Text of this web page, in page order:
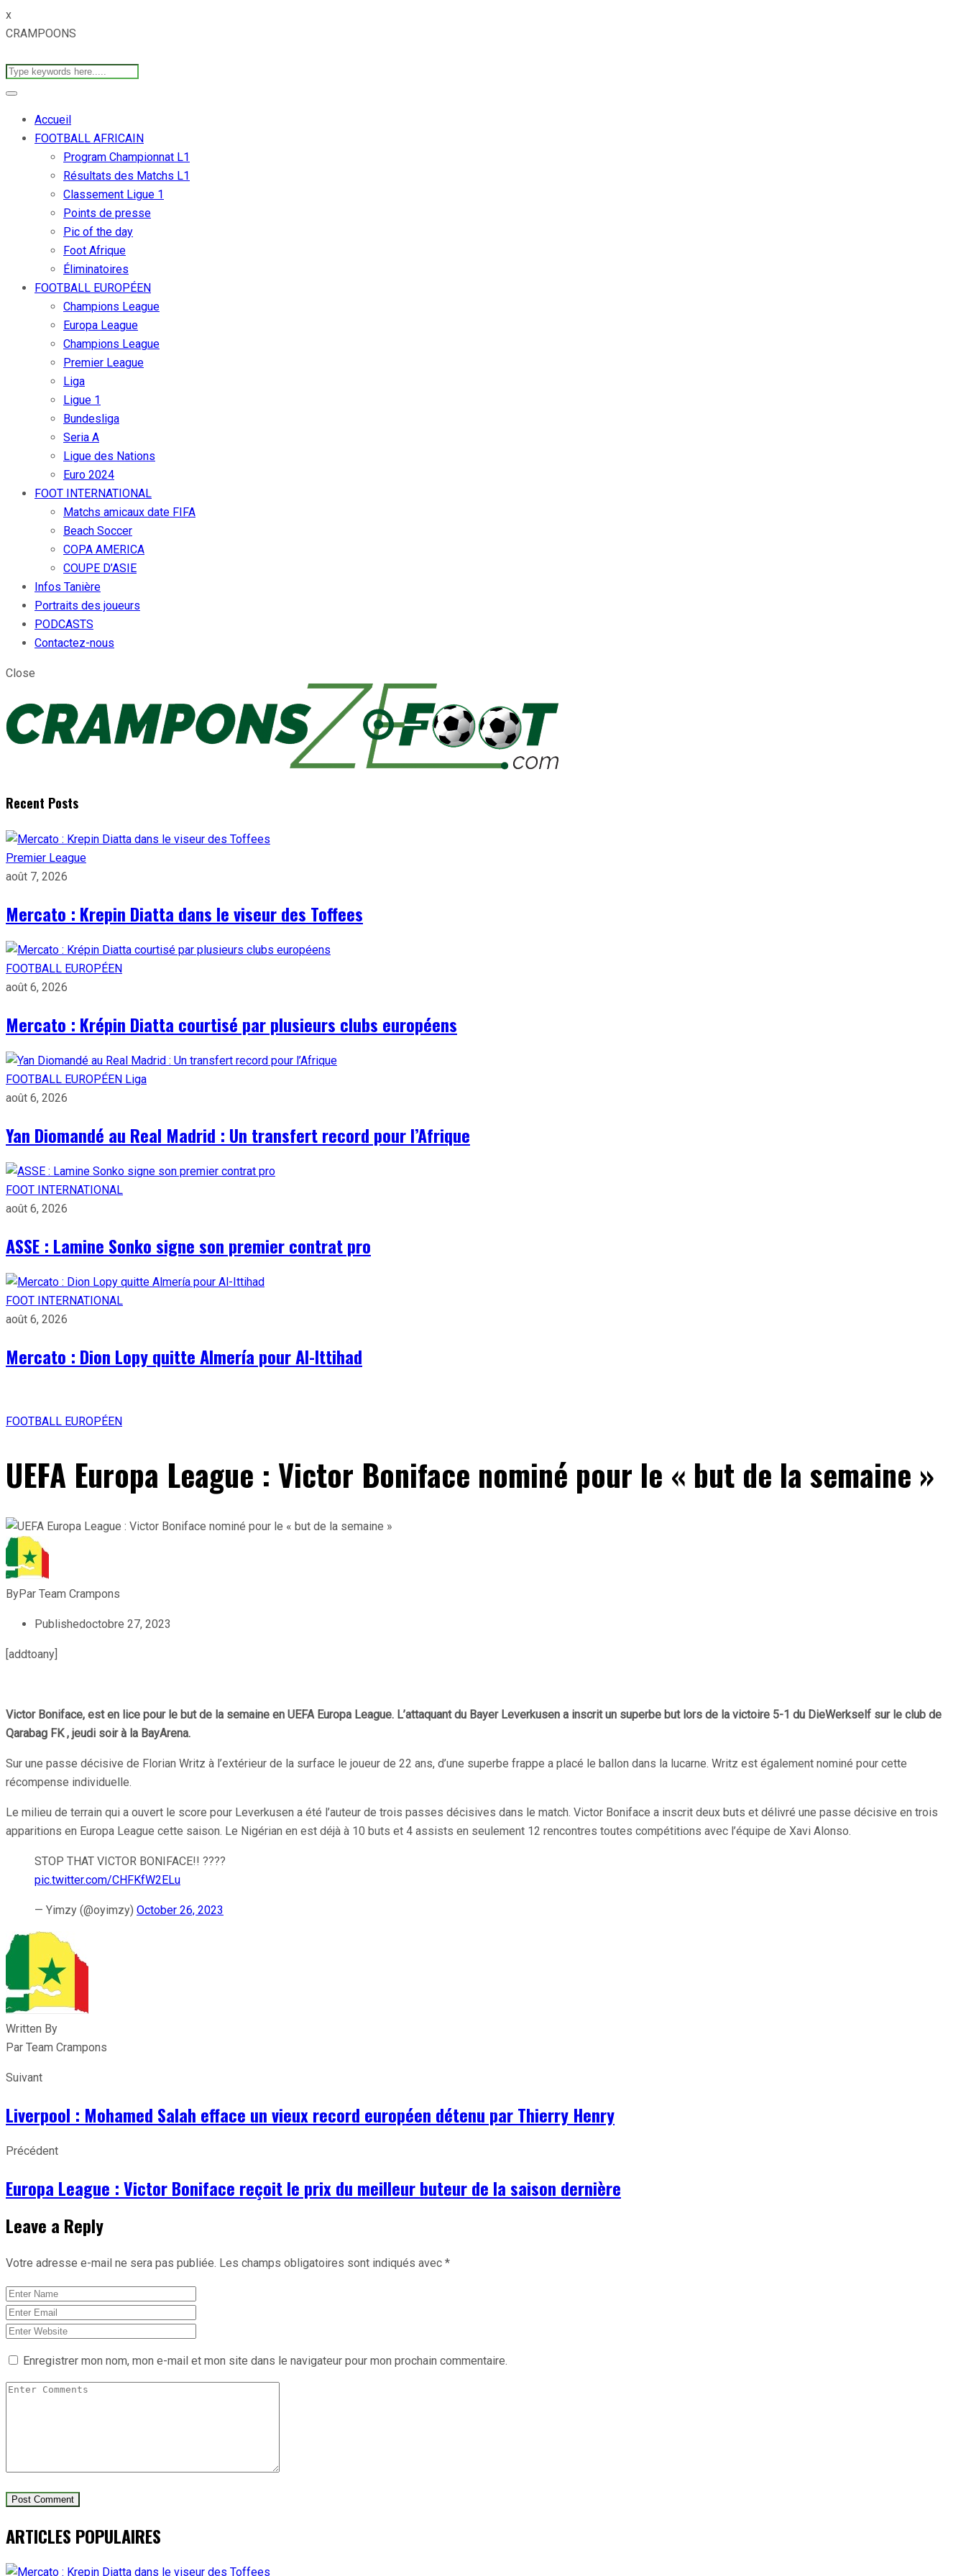
x
CRAMPOONS
Accueil
FOOTBALL AFRICAIN
Program Championnat L1
Résultats des Matchs L1
Classement Ligue 1
Points de presse
Pic of the day
Foot Afrique
Éliminatoires
FOOTBALL EUROPÉEN
Champions League
Europa League
Champions League
Premier League
Liga
Ligue 1
Bundesliga
Seria A
Ligue des Nations
Euro 2024
FOOT INTERNATIONAL
Matchs amicaux date FIFA
Beach Soccer
COPA AMERICA
COUPE D’ASIE
Infos Tanière
Portraits des joueurs
PODCASTS
Contactez-nous
Close
Recent Posts
Premier League
août 7, 2026
Mercato : Krepin Diatta dans le viseur des Toffees
FOOTBALL EUROPÉEN
août 6, 2026
Mercato : Krépin Diatta courtisé par plusieurs clubs européens
FOOTBALL EUROPÉEN Liga
août 6, 2026
Yan Diomandé au Real Madrid : Un transfert record pour l’Afrique
FOOT INTERNATIONAL
août 6, 2026
ASSE : Lamine Sonko signe son premier contrat pro
FOOT INTERNATIONAL
août 6, 2026
Mercato : Dion Lopy quitte Almería pour Al-Ittihad
FOOTBALL EUROPÉEN
UEFA Europa League : Victor Boniface nominé pour le « but de la semaine »
ByPar Team Crampons
Publishedoctobre 27, 2023
[addtoany]
Victor Boniface, est en lice pour le but de la semaine en UEFA Europa League. L’attaquant du Bayer Leverkusen a inscrit un superbe but lors de la victoire 5-1 du DieWerkself sur le club de
Qarabag FK , jeudi soir à la BayArena.
Sur une passe décisive de Florian Writz à l’extérieur de la surface le joueur de 22 ans, d’une superbe frappe a placé le ballon dans la lucarne. Writz est également nominé pour cette
récompense individuelle.
Le milieu de terrain qui a ouvert le score pour Leverkusen a été l’auteur de trois passes décisives dans le match. Victor Boniface a inscrit deux buts et délivré une passe décisive en trois
apparitions en Europa League cette saison. Le Nigérian en est déjà à 10 buts et 4 assists en seulement 12 rencontres toutes compétitions avec l’équipe de Xavi Alonso.
STOP THAT VICTOR BONIFACE!! ????
pic.twitter.com/CHFKfW2ELu
— Yimzy (@oyimzy) October 26, 2023
Written By
Par Team Crampons
Suivant
Liverpool : Mohamed Salah efface un vieux record européen détenu par Thierry Henry
Précédent
Europa League : Victor Boniface reçoit le prix du meilleur buteur de la saison dernière
Leave a Reply
Votre adresse e-mail ne sera pas publiée. Les champs obligatoires sont indiqués avec *
Enregistrer mon nom, mon e-mail et mon site dans le navigateur pour mon prochain commentaire.
ARTICLES POPULAIRES